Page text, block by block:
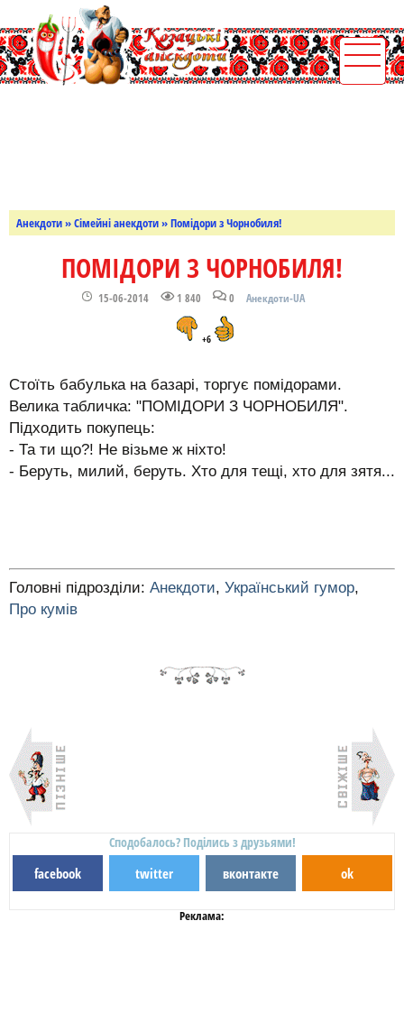
Анекдоти»Сімейні анекдоти» Помідори з Чорнобиля!
ПОМІДОРИ З ЧОРНОБИЛЯ!
15-06-2014 1 840 0 Анекдоти-UA
+6
Стоїть бабулька на базарі, торгує помідорами.
Велика табличка: "ПОМІДОРИ З ЧОРНОБИЛЯ".
Підходить покупець:
- Та ти що?! Не візьме ж ніхто!
- Беруть, милий, беруть. Хто для тещі, хто для зятя...
Головні підрозділи: Анекдоти, Український гумор,
Про кумів
Сподобалось? Поділись з друзьями!
facebook twitter вконтакте ok
Реклама: